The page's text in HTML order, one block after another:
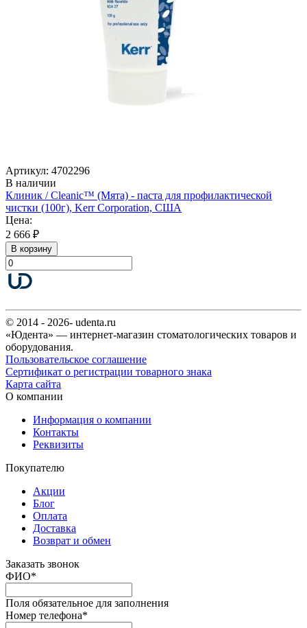
Артикул: 4702296
В наличии
Клиник / Cleanic™ (Мята) - паста для профилактической
чистки (100г), Kerr Corporation, США
Цена:
2 666 ₽
В корзину
© 2014 - 2026- udenta.ru
«Юдента» — интернет-магазин стоматологических товаров и
оборудования.
Пользовательское соглашение
Сертификат о регистрации товарного знака
Карта сайта
О компании
Информация о компании
Контакты
Реквизиты
Покупателю
Акции
Блог
Оплата
Доставка
Возврат и обмен
Заказать звонок
ФИО*
Поля обязательное для заполнения
Номер телефона*